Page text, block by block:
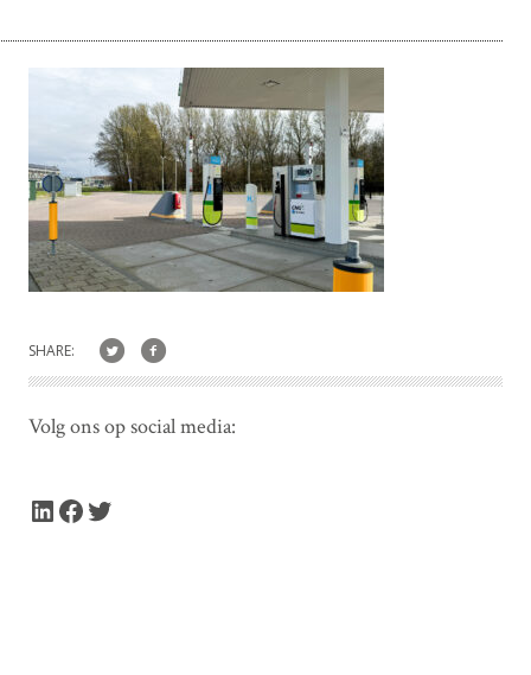
SHARE:
Volg ons op social media:
LinkedIn Facebook